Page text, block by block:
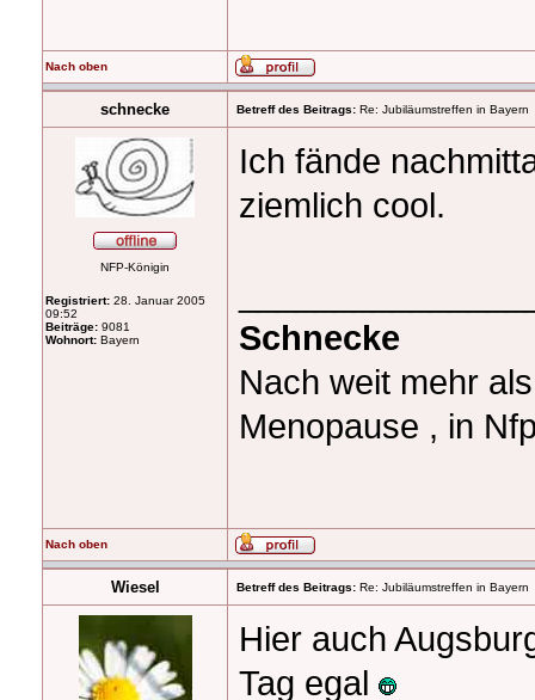
Nach oben
schnecke Betreff des Beitrags: Re: Jubiläumstreffen in Bayern
NFP-Königin
Registriert: 28. Januar 2005
09:52
Beiträge: 9081
Wohnort: Bayern
Ich fände
ziemlich cool.
Schnecke
Nach weit mehr
Menopause , in
Nach oben
Wiesel Betreff des Beitrags: Re: Jubiläumstreffen in Bayern
Hier auch
Tag egal